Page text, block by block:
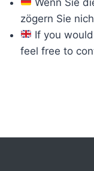
zögern Sie
If you
feel free to